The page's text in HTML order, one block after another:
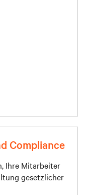
Compliance
Ihre Mitarbeiter
gesetzlicher